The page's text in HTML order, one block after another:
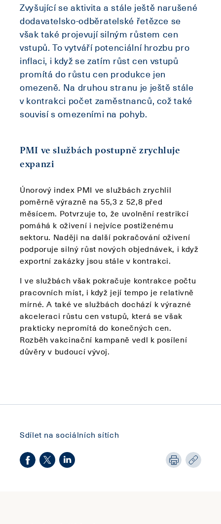
Zvyšující se aktivita a stále ještě narušené
dodavatelsko-odběratelské řetězce se
však také projevují silným růstem cen
vstupů. To vytváří potenciální hrozbu pro
inflaci, i když se zatím růst cen vstupů
promítá do růstu cen produkce jen
omezeně. Na druhou stranu je ještě stále
v kontrakci počet zaměstnanců, což také
souvisí s omezeními na pohyb.
PMI ve službách postupně zrychluje
expanzi
Únorový index PMI ve službách zrychlil
poměrně výrazně na 55,3 z 52,8 před
měsícem. Potvrzuje to, že uvolnění restrikcí
pomáhá k oživení i nejvíce postiženému
sektoru. Naději na další pokračování oživení
podporuje silný růst nových objednávek, i když
exportní zakázky jsou stále v kontrakci.
I ve službách však pokračuje kontrakce počtu
pracovních míst, i když její tempo je relativně
mírné. A také ve službách dochází k výrazné
akceleraci růstu cen vstupů, která se však
prakticky nepromítá do konečných cen.
Rozběh vakcinační kampaně vedl k posílení
důvěry v budoucí vývoj.
Sdílet na sociálních sítích